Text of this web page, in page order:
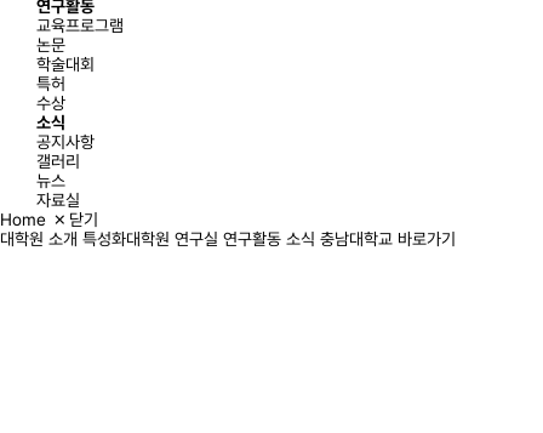
연구활동
교육프로그램
논문
학술대회
특허
수상
소식
공지사항
갤러리
뉴스
자료실
Home
닫기
대학원 소개 특성화대학원 연구실 연구활동 소식 충남대학교 바로가기